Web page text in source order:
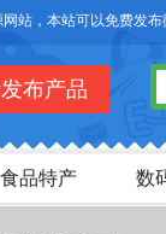
站可以免费发布微商货
布产品
食品特产 数